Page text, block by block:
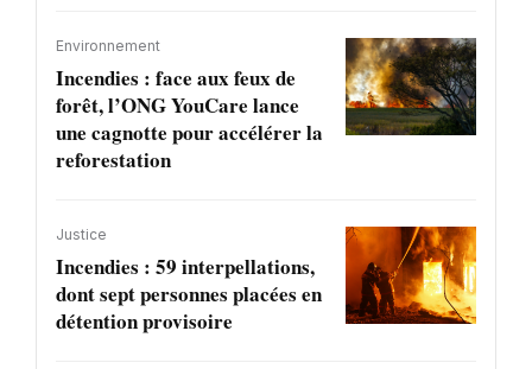
Environnement
Incendies : face aux feux de
forêt, l’ONG YouCare lance
une cagnotte pour accélérer la
reforestation
Justice
Incendies : 59 interpellations,
dont sept personnes placées en
détention provisoire